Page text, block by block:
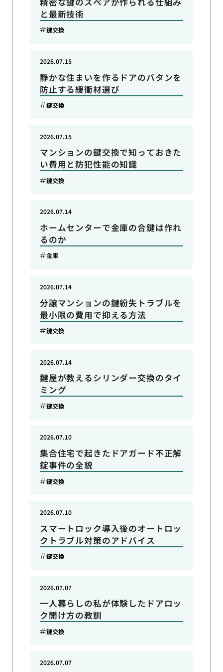
と最新技術
鍵交換
静かな住まいを作るドアのバタンを
防止する緩衝材選び
2026.07.15
鍵交換
マンションの鍵交換で知っておきた
い費用と防犯性能の知識
2026.07.15
鍵交換
ホームセンターで金庫の合鍵は作れ
るのか
2026.07.14
金庫
分譲マンションの鍵紛失トラブルを
最小限の費用で抑える方法
2026.07.14
鍵交換
鍵屋が教えるシリンダー交換のタイ
ミング
2026.07.14
鍵交換
集合住宅で起きたドアガード不正解
錠事件の全貌
2026.07.10
鍵交換
スマートロック導入後のオートロッ
クトラブル対策のアドバイス
2026.07.10
鍵交換
一人暮らしの私が体験したドアロッ
ク開け方の教訓
2026.07.07
鍵交換
2026.07.07